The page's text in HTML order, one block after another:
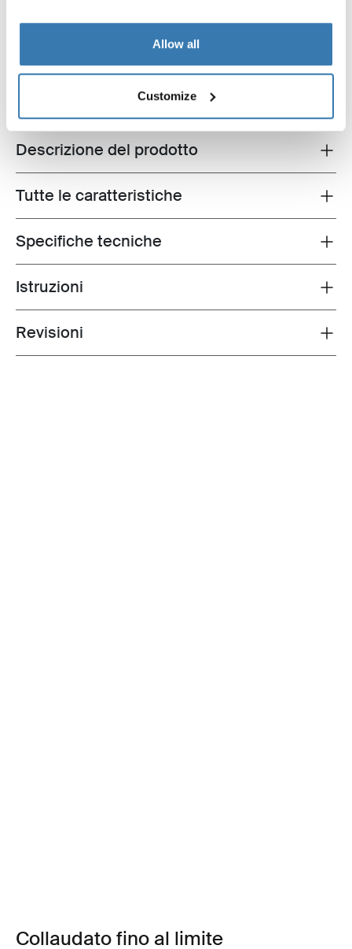
Allow all
Customize
platform
Toggle overview
Descrizione del prodotto
Toggle features
Tutte le caratteristiche
Toggle techspec
Specifiche tecniche
Toggle guides and instructions
Istruzioni
Toggle overview
Revisioni
Collaudato fino al limite